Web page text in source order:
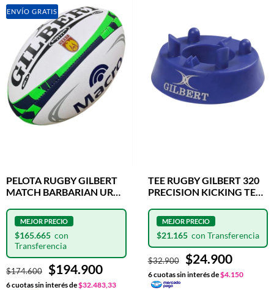
ENVÍO GRATIS
PELOTA RUGBY GILBERT
MATCH BARBARIAN URBA
$174.600 $194.900
$165.665
6cuotas sin interés de$32.483,33
TEE RUGBY GILBERT 320
PRECISION KICKING TEE
$32.900 $24.900
$21.165
6cuotas sin interés de$4.150